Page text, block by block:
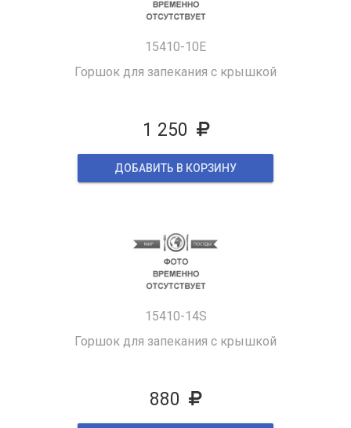
15410-10E
Горшок для запекания с крышкой
1 250
ДОБАВИТЬ В КОРЗИНУ
15410-14S
Горшок для запекания с крышкой
880